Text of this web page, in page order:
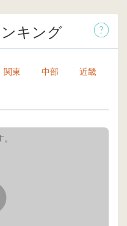
キング
関東 中部 近畿